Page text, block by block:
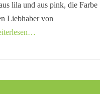
lila und aus pink, die Farbe
Liebhaber von